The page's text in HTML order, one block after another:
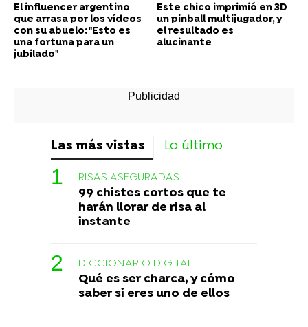
El influencer argentino
que arrasa por los vídeos
con su abuelo: "Esto es
una fortuna para un
jubilado"
Este chico imprimió en 3D
un pinball multijugador, y
el resultado es
alucinante
Las más vistas Lo último
RISAS ASEGURADAS
99 chistes cortos que te
harán llorar de risa al
instante
DICCIONARIO DIGITAL
Qué es ser charca, y cómo
saber si eres uno de ellos